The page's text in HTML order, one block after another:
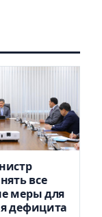
все
меры для
дефицита